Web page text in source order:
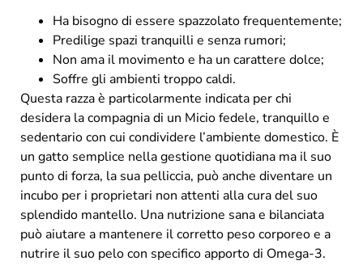
Ha bisogno di essere spazzolato frequentemente;
Predilige spazi tranquilli e senza rumori;
Non ama il movimento e ha un carattere dolce;
Soffre gli ambienti troppo caldi.
Questa razza è particolarmente indicata per chi
desidera la compagnia di un Micio fedele, tranquillo e
sedentario con cui condividere l’ambiente domestico. È
un gatto semplice nella gestione quotidiana ma il suo
punto di forza, la sua pelliccia, può anche diventare un
incubo per i proprietari non attenti alla cura del suo
splendido mantello. Una nutrizione sana e bilanciata
può aiutare a mantenere il corretto peso corporeo e a
nutrire il suo pelo con specifico apporto di Omega-3.